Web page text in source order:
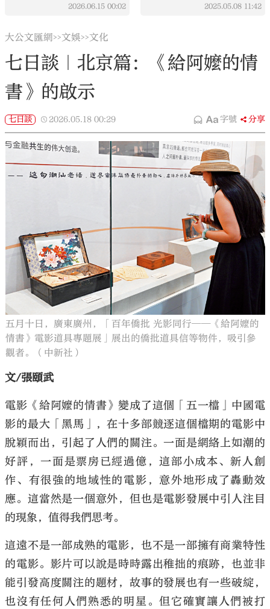
2026.06.15 00:02 2025.05.08 11:42
大公文匯網>>文娛>>文化
七日談｜北京篇：《給阿嬤的情
書》的啟示
七日談 2026.05.18 00:29 字號 分享
五月十日，廣東廣州，「百年僑批 光影同行──《給阿嬤的
情書》電影道具專題展」展出的僑批道具信等物件，吸引參
觀者。（中新社）
文/張頤武
電影《給阿嬤的情書》變成了這個「五一檔」中國電
影的最大「黑馬」，在十多部競逐這個檔期的電影中
脫穎而出，引起了人們的關注。一面是網絡上如潮的
好評，一面是票房已經過億，這部小成本、新人創
作、有很強的地域性的電影，意外地形成了轟動效
應。這當然是一個意外，但也是電影發展中引人注目
的現象，值得我們思考。
這遠不是一部成熟的電影，也不是一部擁有商業特性
的電影。影片可以說是時時露出稚拙的痕跡，也並非
能引發高度關注的題材，故事的發展也有一些破綻，
也沒有任何人們熟悉的明星。但它確實讓人們被打